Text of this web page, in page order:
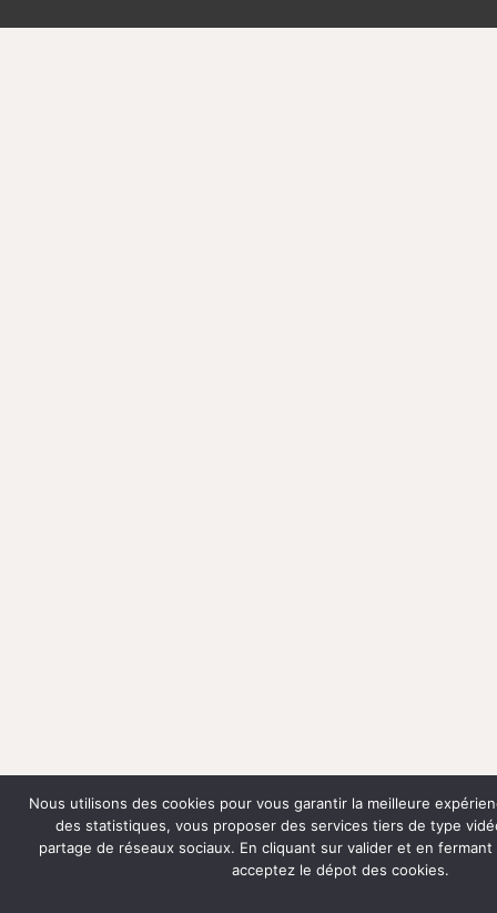
Nous utilisons des cookies pour vous garantir la meilleure
des statistiques, vous proposer des services tiers de type
partage de réseaux sociaux. En cliquant sur valider et en
acceptez le dépot des cookies.